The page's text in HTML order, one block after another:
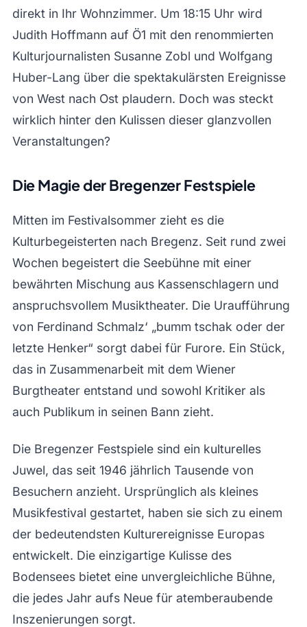
direkt in Ihr Wohnzimmer. Um 18:15 Uhr wird
Judith Hoffmann auf Ö1 mit den renommierten
Kulturjournalisten Susanne Zobl und Wolfgang
Huber-Lang über die spektakulärsten Ereignisse
von West nach Ost plaudern. Doch was steckt
wirklich hinter den Kulissen dieser glanzvollen
Veranstaltungen?
Die Magie der Bregenzer Festspiele
Mitten im Festivalsommer zieht es die
Kulturbegeisterten nach Bregenz. Seit rund zwei
Wochen begeistert die Seebühne mit einer
bewährten Mischung aus Kassenschlagern und
anspruchsvollem Musiktheater. Die Uraufführung
von Ferdinand Schmalz‘ „bumm tschak oder der
letzte Henker“ sorgt dabei für Furore. Ein Stück,
das in Zusammenarbeit mit dem Wiener
Burgtheater entstand und sowohl Kritiker als
auch Publikum in seinen Bann zieht.
Die Bregenzer Festspiele sind ein kulturelles
Juwel, das seit 1946 jährlich Tausende von
Besuchern anzieht. Ursprünglich als kleines
Musikfestival gestartet, haben sie sich zu einem
der bedeutendsten Kulturereignisse Europas
entwickelt. Die einzigartige Kulisse des
Bodensees bietet eine unvergleichliche Bühne,
die jedes Jahr aufs Neue für atemberaubende
Inszenierungen sorgt.